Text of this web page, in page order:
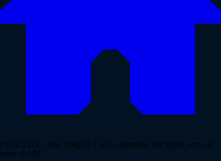
UFFICIALE - Max Allegri è il nuovo allenatore del Napoli, arriva il
tweet di ADL